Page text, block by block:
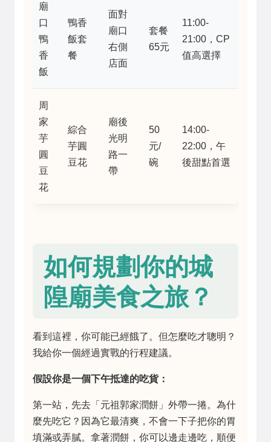
廟
口
鴨
香
飯
鴨香
飯套
餐
面對
廟口
右側
店面
套餐
65元
11:00-
21:00，CP
值高選擇
周
家
芋
圓
豆
花
綜合
芋圓
豆花
廟後
光明
路一
帶
50
元/
碗
14:00-
22:00，午
後甜點首選
如何規劃你的城
隍廟美食之旅？
看到這裡，你可能已經餓了。但怎麼吃才聰明？
我給你一個經過實戰的行程建議。
假設你是一個下午抵達的吃貨：
第一站，先去「元祖郭家潤餅」外帶一捲。為什
麼先吃它？因為它最清爽，不會一下子把你的胃
填滿或弄膩。拿著潤餅，你可以邊走邊吃，順便